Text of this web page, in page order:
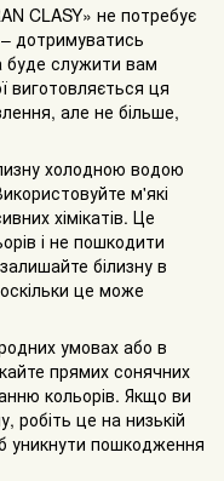
CLASY» не потребує
дотримуватись
буде служити вам
виготовляється ця
але не більше,
холодною водою
м'які
хімікатів. Це
і не пошкодити
білизну в
це може
умовах або в
прямих сонячних
кольорів. Якщо ви
робіть це на низькій
уникнути пошкодження